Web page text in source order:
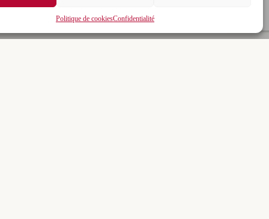
Politique de cookiesConfidentialité